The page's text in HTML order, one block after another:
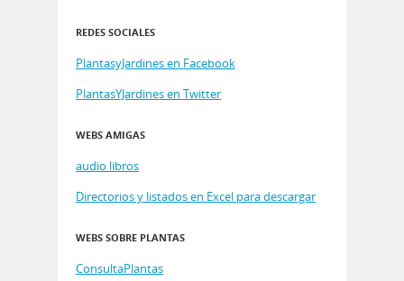
REDES SOCIALES
PlantasyJardines en Facebook
PlantasYJardines en Twitter
WEBS AMIGAS
audio libros
Directorios y listados en Excel para descargar
WEBS SOBRE PLANTAS
ConsultaPlantas